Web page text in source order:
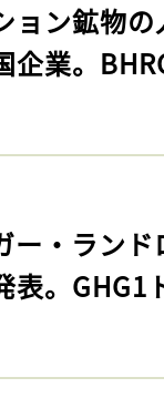
ョン鉱物
企業。
ー・ラン
表。GHG1